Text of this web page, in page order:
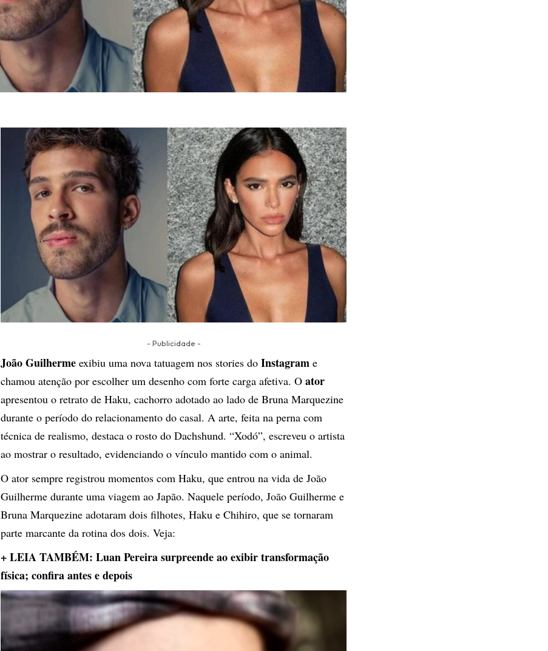
- Publicidade -
João Guilherme exibiu uma nova tatuagem nos stories do Instagram e
chamou atenção por escolher um desenho com forte carga afetiva. O ator
apresentou o retrato de Haku, cachorro adotado ao lado de Bruna Marquezine
durante o período do relacionamento do casal. A arte, feita na perna com
técnica de realismo, destaca o rosto do Dachshund. “Xodó”, escreveu o artista
ao mostrar o resultado, evidenciando o vínculo mantido com o animal.
O ator sempre registrou momentos com Haku, que entrou na vida de João
Guilherme durante uma viagem ao Japão. Naquele período, João Guilherme e
Bruna Marquezine adotaram dois filhotes, Haku e Chihiro, que se tornaram
parte marcante da rotina dos dois. Veja:
+ LEIA TAMBÉM: Luan Pereira surpreende ao exibir transformação
física; confira antes e depois